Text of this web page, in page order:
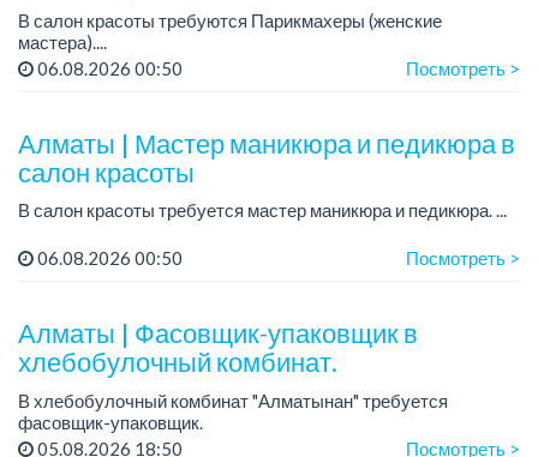
В салон красоты требуются Парикмахеры (женские
мастера)....
06.08.2026 00:50
Посмотреть >
Алматы | Мастер маникюра и педикюра в
салон красоты
В салон красоты требуется мастер маникюра и педикюра. ...
06.08.2026 00:50 Посмотреть >
Алматы | Фасовщик-упаковщик в
хлебобулочный комбинат.
В хлебобулочный комбинат "Алматынан" требуется
фасовщик-упаковщик.
Зарплата: от 150 000 до 200 000 тенге.
05.08.2026 18:50 Посмотреть >